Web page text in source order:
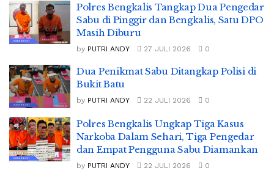
Polres Bengkalis Tangkap Dua Pengedar
Sabu di Pinggir dan Bengkalis, Satu DPO
Masih Diburu
by PUTRI ANDY 27 JULI 2026 0
Dua Penikmat Sabu Ditangkap Polisi di
Bukit Batu
by PUTRI ANDY 22 JULI 2026 0
Polres Bengkalis Ungkap Tiga Kasus
Narkoba Dalam Sehari, Tiga Pengedar
dan Empat Pengguna Sabu Diamankan
by PUTRI ANDY 22 JULI 2026 0